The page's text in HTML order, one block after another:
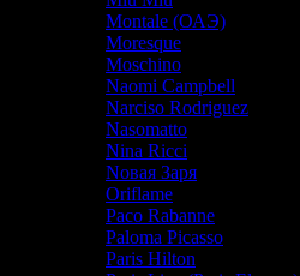
Montale (ОАЭ)
Moresque
Moschino
Naomi Campbell
Narciso Rodriguez
Nasomatto
Nina Ricci
Nовая Заря
Oriflame
Paco Rabanne
Paloma Picasso
Paris Hilton